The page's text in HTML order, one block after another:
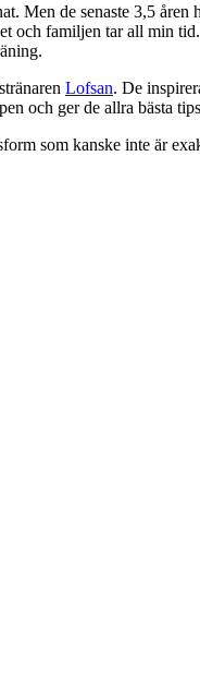
Men de senaste 3,5
och familjen tar all min
Lofsan. De
och ger de allra bästa
som kanske inte är